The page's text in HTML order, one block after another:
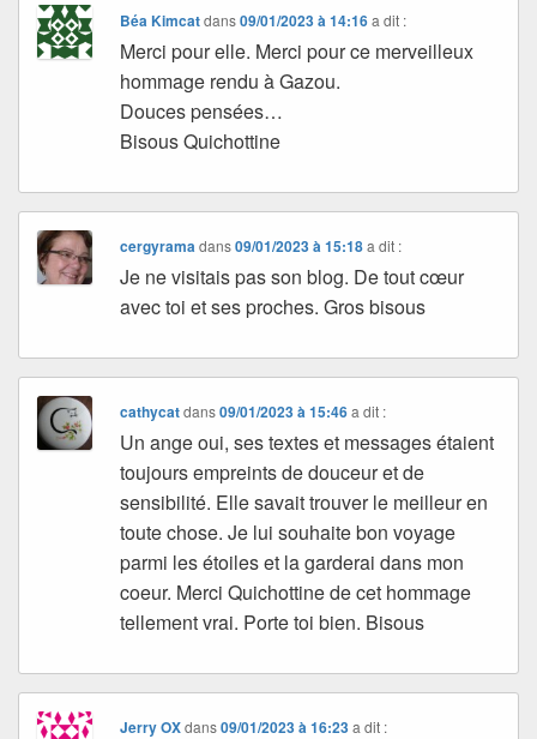
Béa Kimcatdans09/01/2023 à 14:16 a dit :
Merci pour elle. Merci pour ce merveilleux
hommage rendu à Gazou.
Douces pensées…
Bisous Quichottine
cergyrama dans09/01/2023 à 15:18 a dit :
Je ne visitais pas son blog. De tout cœur
avec toi et ses proches. Gros bisous
cathycatdans09/01/2023 à 15:46 a dit :
Un ange oui, ses textes et messages étaient
toujours empreints de douceur et de
sensibilité. Elle savait trouver le meilleur en
toute chose. Je lui souhaite bon voyage
parmi les étoiles et la garderai dans mon
coeur. Merci Quichottine de cet hommage
tellement vrai. Porte toi bien. Bisous
Jerry OXdans09/01/2023 à 16:23 a dit :